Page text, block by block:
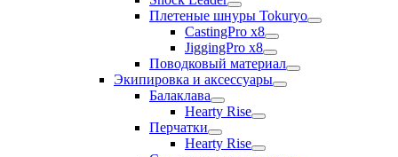
Плетеные шнуры Tokuryo
CastingPro x8
JiggingPro x8
Поводковый материал
Экипировка и аксессуары
Балаклава
Hearty Rise
Перчатки
Hearty Rise